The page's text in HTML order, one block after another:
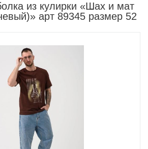
из кулирки «Шах и мат
арт 89345 размер 52